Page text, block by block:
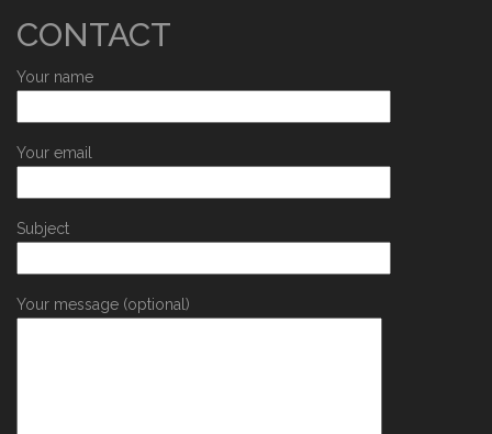
CONTACT
Your name
Your email
Subject
Your message (optional)